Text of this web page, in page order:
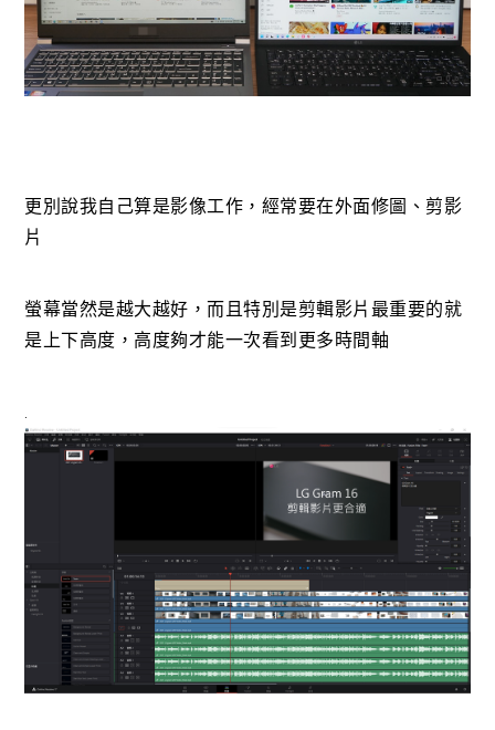
更別說我自己算是影像工作，經常要在外面修圖、剪影
片
螢幕當然是越大越好，而且特別是剪輯影片最重要的就
是上下高度，高度夠才能一次看到更多時間軸
.